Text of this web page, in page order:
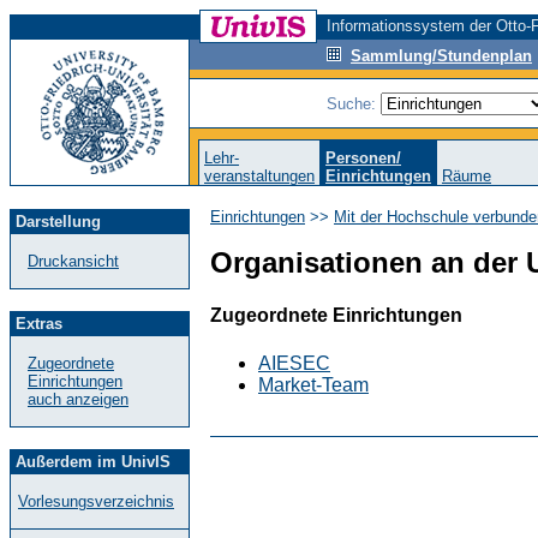
Informationssystem der
Sammlung/Stundenplan
Suche:
Lehr-
veranstaltungen
Personen/
Einrichtungen
Räume
Darstellung
Druckansicht
Extras
Zugeordnete
Einrichtungen
auch anzeigen
Außerdem im UnivIS
Vorlesungsverzeichnis
Einrichtungen >> Mit der Hochschule
Organisationen an der
Zugeordnete Einrichtungen
AIESEC
Market-Team